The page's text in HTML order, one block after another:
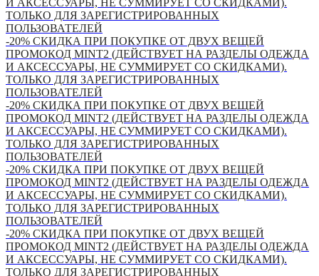
И АКСЕССУАРЫ, НЕ СУММИРУЕТ СО СКИДКАМИ).
ТОЛЬКО ДЛЯ ЗАРЕГИСТРИРОВАННЫХ
ПОЛЬЗОВАТЕЛЕЙ
-20% СКИДКА ПРИ ПОКУПКЕ ОТ ДВУХ ВЕЩЕЙ
ПРОМОКОД MINT2 (ДЕЙСТВУЕТ НА РАЗДЕЛЫ ОДЕЖДА
И АКСЕССУАРЫ, НЕ СУММИРУЕТ СО СКИДКАМИ).
ТОЛЬКО ДЛЯ ЗАРЕГИСТРИРОВАННЫХ
ПОЛЬЗОВАТЕЛЕЙ
-20% СКИДКА ПРИ ПОКУПКЕ ОТ ДВУХ ВЕЩЕЙ
ПРОМОКОД MINT2 (ДЕЙСТВУЕТ НА РАЗДЕЛЫ ОДЕЖДА
И АКСЕССУАРЫ, НЕ СУММИРУЕТ СО СКИДКАМИ).
ТОЛЬКО ДЛЯ ЗАРЕГИСТРИРОВАННЫХ
ПОЛЬЗОВАТЕЛЕЙ
-20% СКИДКА ПРИ ПОКУПКЕ ОТ ДВУХ ВЕЩЕЙ
ПРОМОКОД MINT2 (ДЕЙСТВУЕТ НА РАЗДЕЛЫ ОДЕЖДА
И АКСЕССУАРЫ, НЕ СУММИРУЕТ СО СКИДКАМИ).
ТОЛЬКО ДЛЯ ЗАРЕГИСТРИРОВАННЫХ
ПОЛЬЗОВАТЕЛЕЙ
-20% СКИДКА ПРИ ПОКУПКЕ ОТ ДВУХ ВЕЩЕЙ
ПРОМОКОД MINT2 (ДЕЙСТВУЕТ НА РАЗДЕЛЫ ОДЕЖДА
И АКСЕССУАРЫ, НЕ СУММИРУЕТ СО СКИДКАМИ).
ТОЛЬКО ДЛЯ ЗАРЕГИСТРИРОВАННЫХ